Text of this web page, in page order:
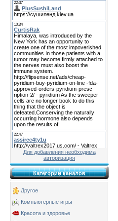
Для добавления необходима
авторизация
Категории каналов
Другое
Компьютерные игры
Красота и здоровье